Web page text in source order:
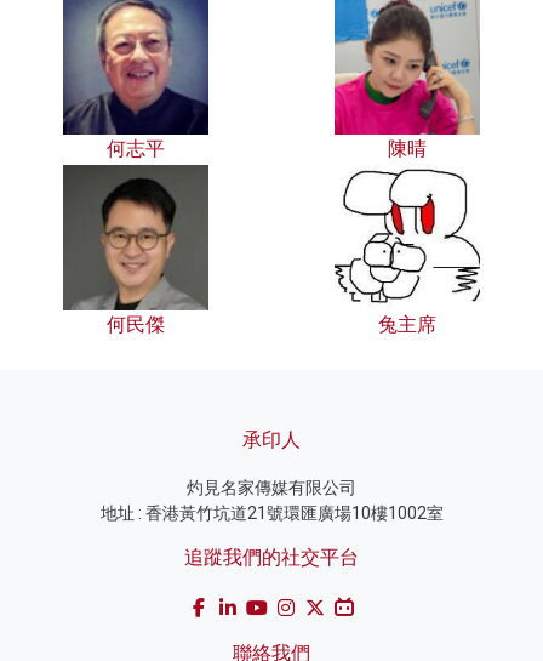
何志平 陳晴
何民傑 兔主席
承印人
灼見名家傳媒有限公司
地址 : 香港黃竹坑道21號環匯廣場10樓1002室
追蹤我們的社交平台
聯絡我們